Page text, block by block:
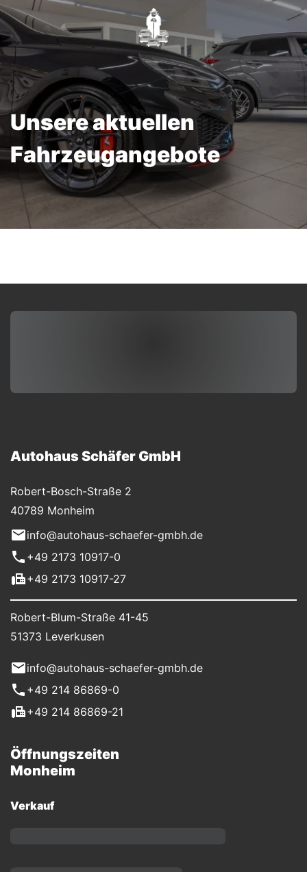
Unsere aktuellen
Fahrzeugangebote
Autohaus Schäfer GmbH
Robert-Bosch-Straße 2
40789 Monheim
info@autohaus-schaefer-gmbh.de
+49 2173 10917-0
+49 2173 10917-27
Robert-Blum-Straße 41-45
51373 Leverkusen
info@autohaus-schaefer-gmbh.de
+49 214 86869-0
+49 214 86869-21
Öffnungszeiten
Monheim
Verkauf